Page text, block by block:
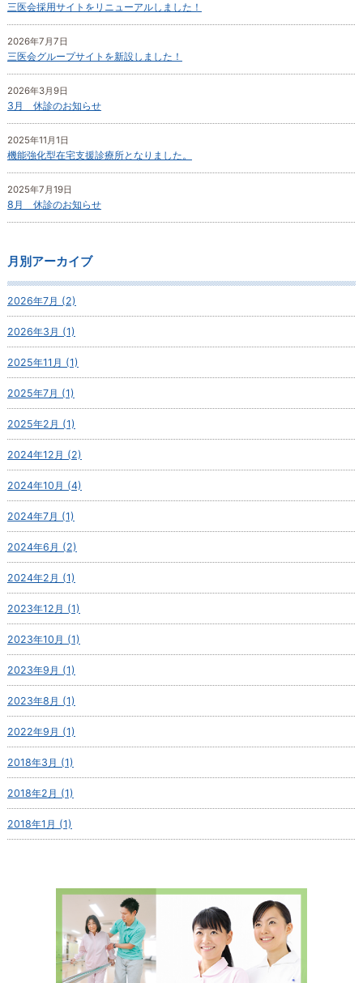
三医会採用サイトをリニューアルしました！
2026年7月7日
三医会グループサイトを新設しました！
2026年3月9日
3月 休診のお知らせ
2025年11月1日
機能強化型在宅支援診療所となりました。
2025年7月19日
8月 休診のお知らせ
月別アーカイブ
2026年7月 (2)
2026年3月 (1)
2025年11月 (1)
2025年7月 (1)
2025年2月 (1)
2024年12月 (2)
2024年10月 (4)
2024年7月 (1)
2024年6月 (2)
2024年2月 (1)
2023年12月 (1)
2023年10月 (1)
2023年9月 (1)
2023年8月 (1)
2022年9月 (1)
2018年3月 (1)
2018年2月 (1)
2018年1月 (1)